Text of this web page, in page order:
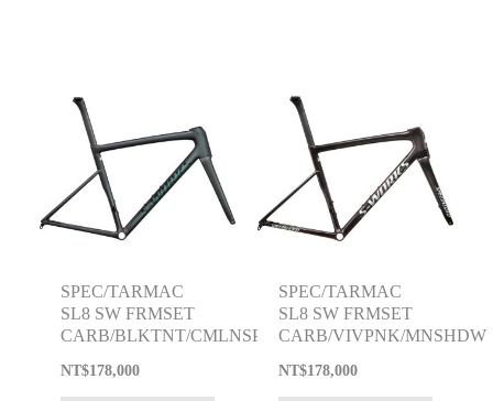
SPEC/TARMAC
SL8 SW FRMSET
CARB/BLKTNT/CMLNSPN
NT$178,000
SPEC/TARMAC
SL8 SW FRMSET
CARB/VIVPNK/MNSHDW
NT$178,000